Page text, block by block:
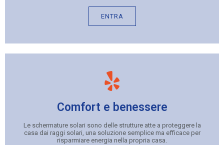
ENTRA
Comfort e benessere
Le schermature solari sono delle strutture atte a proteggere la
casa dai raggi solari, una soluzione semplice ma efficace per
risparmiare energia nella propria casa.